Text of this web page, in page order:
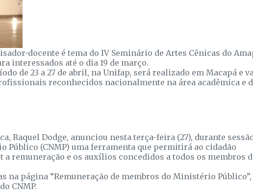
docente é tema do IV Seminário de Artes Cênicas do
interessados até o dia 19 de março.
de 23 a 27 de abril, na Unifap, será realizado em Macapá e
reconhecidos nacionalmente na área acadêmica e
Raquel Dodge, anunciou nesta terça-feira (27), durante
Público (CNMP) uma ferramenta que permitirá ao cidadão
remuneração e os auxílios concedidos a todos os membros
na página “Remuneração de membros do Ministério
CNMP.